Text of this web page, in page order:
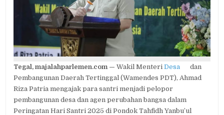
PEMBANGUNAN
DESA
DAN
PERUBAHAN
BANGSA
Tegal, majalahparlemen.com — Wakil MenteriDesa
dan
Pembangunan Daerah Tertinggal (Wamendes PDT), Ahmad
Riza Patria mengajak para santri menjadi pelopor
pembangunan desa dan agen perubahan bangsa dalam
Peringatan Hari Santri 2025 di Pondok Tahfidh Yanbu’ul